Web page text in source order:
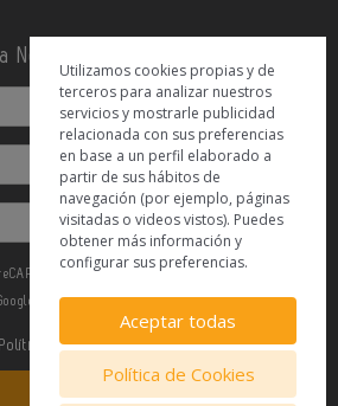
Newsletter
y se aplican la
Política de Privacidad
Enviar
Utilizamos cookies propias y de
terceros para analizar nuestros
servicios y mostrarle publicidad
relacionada con sus preferencias
en base a un perfil elaborado a
partir de sus hábitos de
navegación (por ejemplo, páginas
visitadas o videos vistos). Puedes
obtener más información y
configurar sus preferencias.
Aceptar todas
Política de Cookies